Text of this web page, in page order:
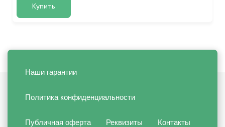
Купить
Наши гарантии
Политика конфиденциальности
Публичная оферта Реквизиты Контакты